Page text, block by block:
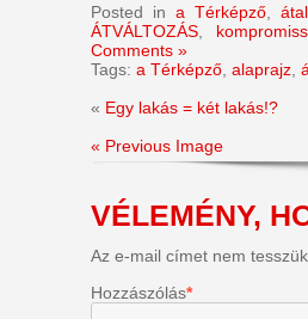
Posted in a Térképző,
ÁTVÁLTOZÁS
Comments »
Tags: a Térképző alaprajz
« Egy lakás = két lakás!?
« Previous Image
VÉLEMÉNY,
Az e-mail címet nem tesszük
Hozzászólás*